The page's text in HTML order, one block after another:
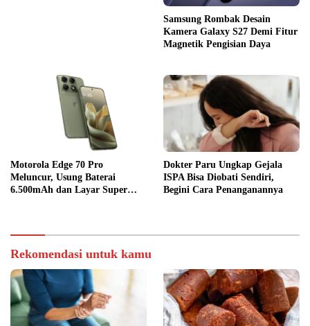
Samsung Rombak Desain
Kamera Galaxy S27 Demi Fitur
Magnetik Pengisian Daya
Motorola Edge 70 Pro
Meluncur, Usung Baterai
6.500mAh dan Layar Super
Dokter Paru Ungkap Gejala
ISPA Bisa Diobati Sendiri,
Begini Cara Penanganannya
Rekomendasi untuk kamu